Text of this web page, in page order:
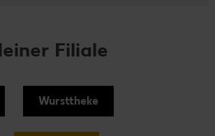
Filiale
Wursttheke